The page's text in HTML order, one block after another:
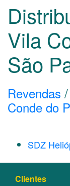
Vila
São
Revendas /
Conde do
SDZ
Clientes